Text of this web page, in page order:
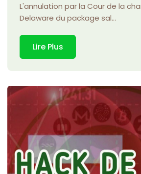
L'annulation par la Cour de la
Delaware du package sal...
Lire Plus